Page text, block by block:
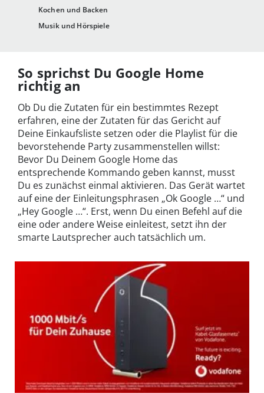
Kochen und Backen
Musik und Hörspiele
So sprichst Du Google Home
richtig an
Ob Du die Zutaten für ein bestimmtes Rezept
erfahren, eine der Zutaten für das Gericht auf
Deine Einkaufsliste setzen oder die Playlist für die
bevorstehende Party zusammenstellen willst:
Bevor Du Deinem Google Home das
entsprechende Kommando geben kannst, musst
Du es zunächst einmal aktivieren. Das Gerät wartet
auf eine der Einleitungsphrasen „Ok Google …“ und
„Hey Google …“. Erst, wenn Du einen Befehl auf die
eine oder andere Weise einleitest, setzt ihn der
smarte Lautsprecher auch tatsächlich um.